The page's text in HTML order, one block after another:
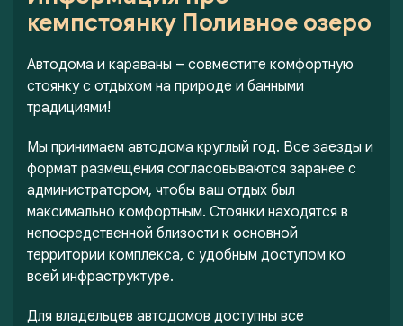
кемпстоянку Поливное озеро
Автодома и караваны – совместите комфортную
стоянку с отдыхом на природе и банными
традициями!
Мы принимаем автодома круглый год. Все заезды и
формат размещения согласовываются заранее с
администратором, чтобы ваш отдых был
максимально комфортным. Стоянки находятся в
непосредственной близости к основной
территории комплекса, с удобным доступом ко
всей инфраструктуре.
Для владельцев автодомов доступны все